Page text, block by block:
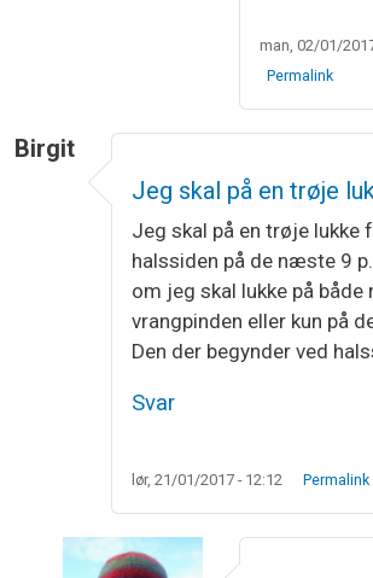
man, 02/01/
Permalink
Birgit
Jeg skal på en trøje
Jeg skal på en trøje lukke
halssiden på de næste 9
om jeg skal lukke på både
vrangpinden eller kun på
Den der begynder ved
Svar
lør, 21/01/2017 - 12:12 Permalink